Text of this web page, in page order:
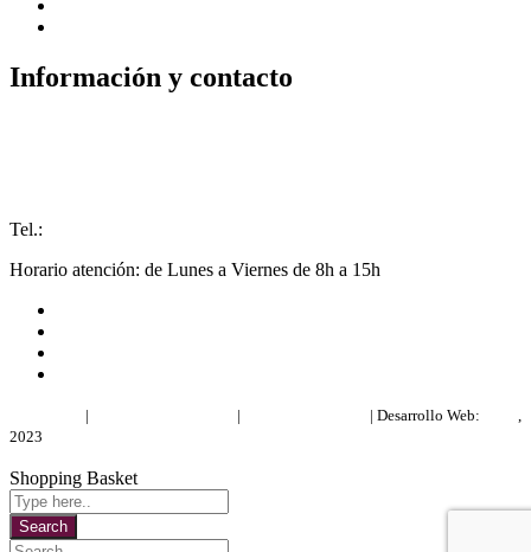
Información y contacto
Tel.:
Horario atención: de Lunes a Viernes de 8h a 15h
| | | Desarrollo Web:
,
2023
Shopping Basket